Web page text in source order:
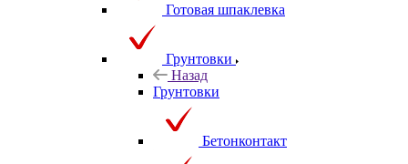
Готовая шпаклевка
Грунтовки
Назад
Грунтовки
Бетонконтакт